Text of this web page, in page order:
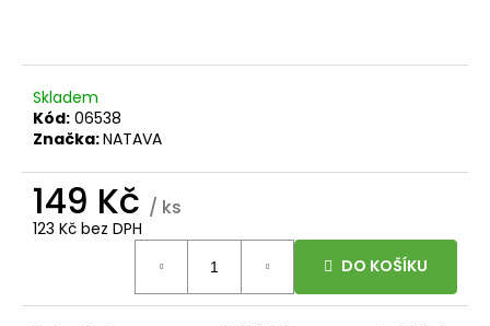
Skladem
Kód: 06538
Značka:NATAVA
149 Kč / ks
123 Kč bez DPH
DO KOŠÍKU
BRAINMAX
LIPOSOMAL
VITAMIN
C
UPGRADE,
VITAMÍN
500
MG,